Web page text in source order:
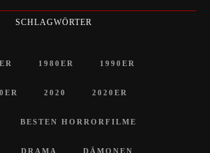
SCHLAGWÖRTER
1980ER 1990ER
2020 2020ER
BESTEN HORRORFILME
DRAMA DÄMONEN